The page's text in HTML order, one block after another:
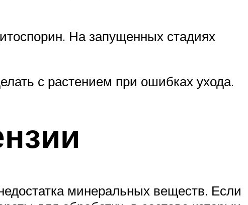
На запущенных стадиях
с растением при ошибках ухода.
минеральных веществ. Если